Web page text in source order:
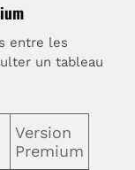
entre les
un tableau
Version
Premium